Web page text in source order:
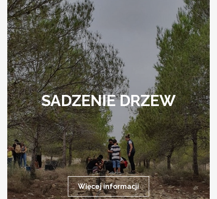
SADZENIE DRZEW
Więcej informacji